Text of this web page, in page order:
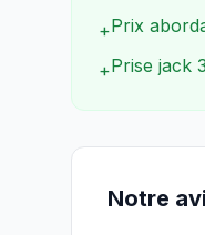
+Prix
+Prise jack
Notre